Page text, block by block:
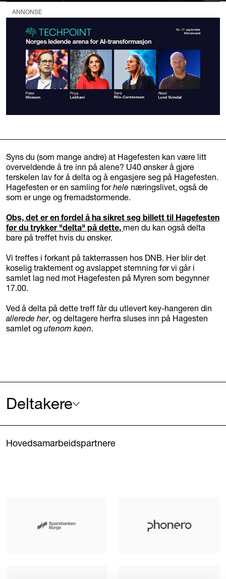
ANNONSE
Syns du (som mange andre) at Hagefesten kan være litt
overveldende å tre inn på alene? U40 ønsker å gjøre
terskelen lav for å delta og å engasjere seg på Hagefesten.
Hagefesten er en samling forhele næringslivet, også de
som er unge og fremadstormende.
Obs, det er en fordel å ha sikret seg billett til Hagefesten
før du trykker "delta" på dette, men du kan også delta
bare på treffet hvis du ønsker.
Vi treffes i forkant på takterrassen hos DNB. Her blir det
koselig traktement og avslappet stemning før vi går i
samlet lag ned mot Hagefesten på Myren som begynner
17.00.
Ved å delta på dette treff får du utlevert key-hangeren din
allerede her, og deltagere herfra sluses inn på Hagesten
samlet og utenom køen.
Deltakere
Hovedsamarbeidspartnere